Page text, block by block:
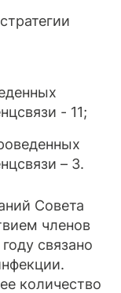
- 11;
– 3.
Совета
членов
связано
количество